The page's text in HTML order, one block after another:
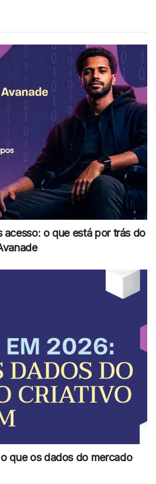
acesso: o que está por trás do
que os dados do mercado